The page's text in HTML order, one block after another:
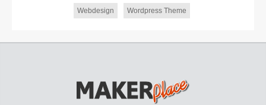
Webdesign Wordpress Theme